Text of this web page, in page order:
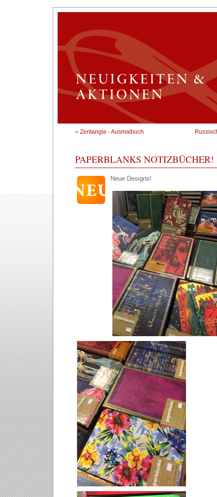
« Zentangle - Ausmalbuch
PAPERBLANKS NOTIZBÜCHER!
Neue Designs!